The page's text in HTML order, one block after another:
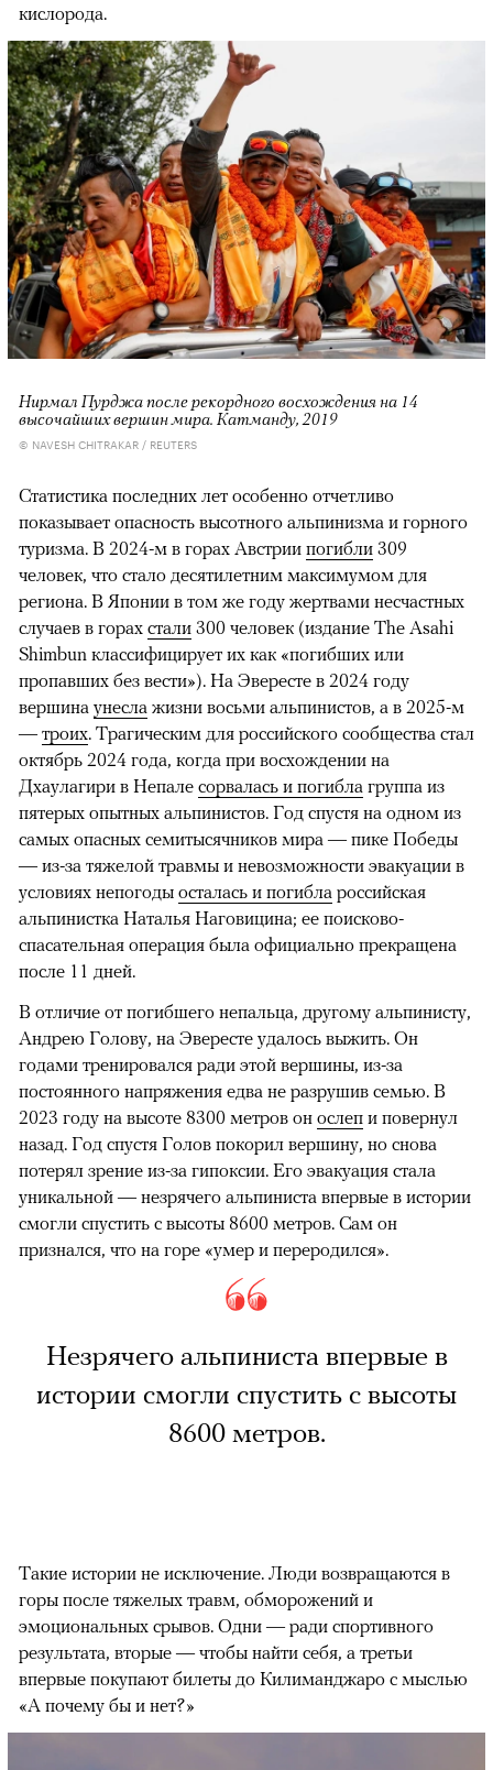
кислорода.
Нирмал Пурджа после рекордного восхождения на 14
высочайших вершин мира. Катманду, 2019
© NAVESH CHITRAKAR / REUTERS
Статистика последних лет особенно отчетливо
показывает опасность высотного альпинизма и горного
туризма. В 2024-м в горах Австрии погибли 309
человек, что стало десятилетним максимумом для
региона. В Японии в том же году жертвами несчастных
случаев в горах стали 300 человек (издание The Asahi
Shimbun классифицирует их как «погибших или
пропавших без вести»). На Эвересте в 2024 году
вершина унесла жизни восьми альпинистов, а в 2025-м
— троих. Трагическим для российского сообщества стал
октябрь 2024 года, когда при восхождении на
Дхаулагири в Непале сорвалась и погибла группа из
пятерых опытных альпинистов. Год спустя на одном из
самых опасных семитысячников мира — пике Победы
— из-за тяжелой травмы и невозможности эвакуации в
условиях непогоды осталась и погибла российская
альпинистка Наталья Наговицина; ее поисково-
спасательная операция была официально прекращена
после 11 дней.
В отличие от погибшего непальца, другому альпинисту,
Андрею Голову, на Эвересте удалось выжить. Он
годами тренировался ради этой вершины, из-за
постоянного напряжения едва не разрушив семью. В
2023 году на высоте 8300 метров он ослеп и повернул
назад. Год спустя Голов покорил вершину, но снова
потерял зрение из-за гипоксии. Его эвакуация стала
уникальной — незрячего альпиниста впервые в истории
смогли спустить с высоты 8600 метров. Сам он
признался, что на горе «умер и переродился».
Незрячего альпиниста впервые в
истории смогли спустить с высоты
8600 метров.
Такие истории не исключение. Люди возвращаются в
горы после тяжелых травм, обморожений и
эмоциональных срывов. Одни — ради спортивного
результата, вторые — чтобы найти себя, а третьи
впервые покупают билеты до Килиманджаро с мыслью
«А почему бы и нет?»